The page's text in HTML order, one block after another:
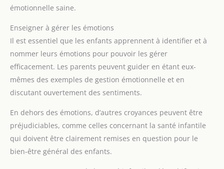
émotionnelle saine.
Enseigner à gérer les émotions
Il est essentiel que les enfants apprennent à identifier et à
nommer leurs émotions pour pouvoir les gérer
efficacement. Les parents peuvent guider en étant eux-
mêmes des exemples de gestion émotionnelle et en
discutant ouvertement des sentiments.
En dehors des émotions, d’autres croyances peuvent être
préjudiciables, comme celles concernant la santé infantile
qui doivent être clairement remises en question pour le
bien-être général des enfants.